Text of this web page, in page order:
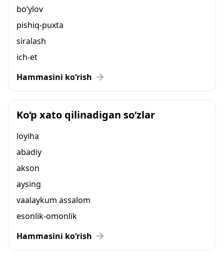
bo‘ylov
pishiq-puxta
siralash
ich-et
Hammasini ko‘rish
Ko‘p xato qilinadigan so‘zlar
loyiha
abadiy
akson
aysing
vaalaykum assalom
esonlik-omonlik
Hammasini ko‘rish